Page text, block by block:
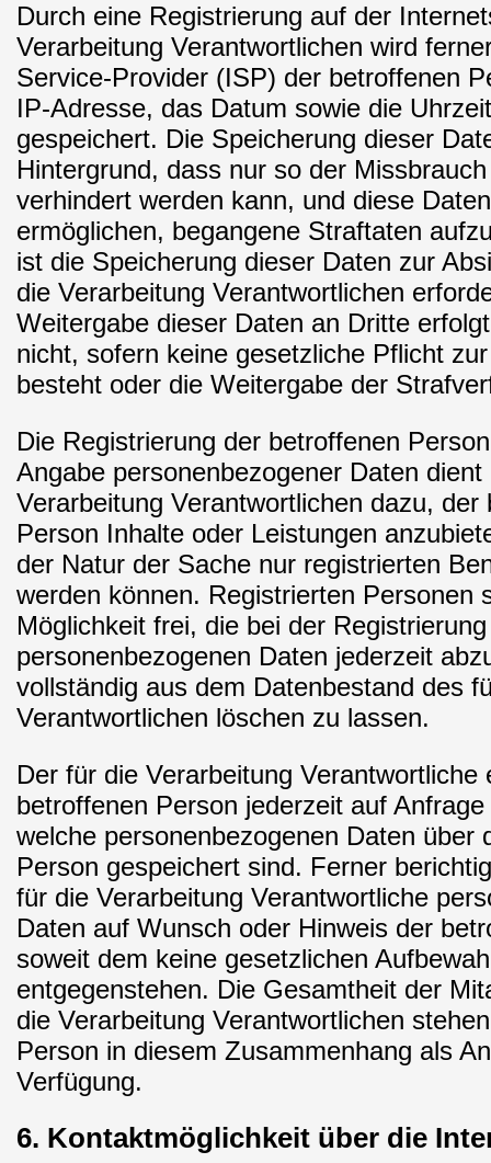
Durch eine Registrierung auf der
Verarbeitung Verantwortlichen wird
Service-Provider (ISP) der betroffenen
IP-Adresse, das Datum sowie die
gespeichert. Die Speicherung dieser
Hintergrund, dass nur so der
verhindert werden kann, und diese
ermöglichen, begangene Straftaten
ist die Speicherung dieser Daten zur
die Verarbeitung Verantwortlichen
Weitergabe dieser Daten an Dritte
nicht, sofern keine gesetzliche Pflicht
besteht oder die Weitergabe der
Die Registrierung der betroffenen
Angabe personenbezogener Daten
Verarbeitung Verantwortlichen dazu, der
Person Inhalte oder Leistungen
der Natur der Sache nur registrierten
werden können. Registrierten Personen
Möglichkeit frei, die bei der
personenbezogenen Daten jederzeit
vollständig aus dem Datenbestand des
Verantwortlichen löschen zu lassen.
Der für die Verarbeitung Verantwortliche
betroffenen Person jederzeit auf
welche personenbezogenen Daten über
Person gespeichert sind. Ferner
für die Verarbeitung Verantwortliche
Daten auf Wunsch oder Hinweis der
soweit dem keine gesetzlichen
entgegenstehen. Die Gesamtheit der
die Verarbeitung Verantwortlichen
Person in diesem Zusammenhang als
Verfügung.
6. Kontaktmöglichkeit über die